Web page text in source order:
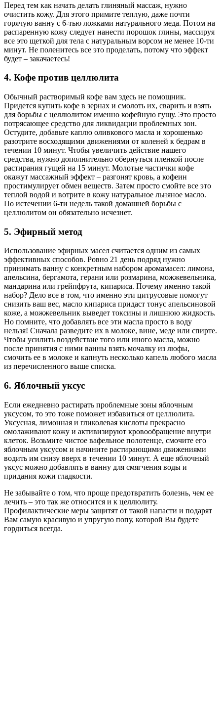
Перед тем как начать делать глиняный массаж, нужно
очистить кожу. Для этого примите теплую, даже почти
горячую ванну с 6-тью ложками натурального меда. Потом на
распаренную кожу следует нанести порошок глины, массируя
все это щеткой для тела с натуральным ворсом не менее 10-ти
минут. Не поленитесь все это проделать, потому что эффект
будет – закачаетесь!
4. Кофе против целлюлита
Обычный растворимый кофе вам здесь не помощник.
Придется купить кофе в зернах и смолоть их, сварить и взять
для борьбы с целлюлитом именно кофейную гущу. Это просто
потрясающее средство для ликвидации проблемных зон.
Остудите, добавьте каплю оливкового масла и хорошенько
разотрите восходящими движениями от коленей к бедрам в
течении 10 минут. Чтобы увеличить действие нашего
средства, нужно дополнительно обернуться пленкой после
растирания гущей на 15 минут. Молотые частички кофе
окажут массажный эффект – разгонят кровь, а кофеин
простимулирует обмен веществ. Затем просто смойте все это
теплой водой и вотрите в кожу натуральное льняное масло.
По истечении 6-ти недель такой домашней борьбы с
целлюлитом он обязательно исчезнет.
5. Эфирный метод
Использование эфирных масел считается одним из самых
эффективных способов. Ровно 21 день подряд нужно
принимать ванну с конкретным набором аромамасел: лимона,
апельсина, бергамота, герани или розмарина, можжевельника,
мандарина или грейпфрута, кипариса. Почему именно такой
набор? Дело все в том, что именно эти цитрусовые помогут
снизить ваш вес, масло кипариса придаст тонус апельсиновой
коже, а можжевельник выведет токсины и лишнюю жидкость.
Но помните, что добавлять все эти масла просто в воду
нельзя! Сначала разведите их в молоке, вине, меде или спирте.
Чтобы усилить воздействие того или иного масла, можно
после принятия с ними ванны взять мочалку из люфы,
смочить ее в молоке и капнуть несколько капель любого масла
из перечисленного выше списка.
6. Яблочный уксус
Если ежедневно растирать проблемные зоны яблочным
уксусом, то это тоже поможет избавиться от целлюлита.
Уксусная, лимонная и гликолевая кислоты прекрасно
омолаживают кожу и активизируют кровообращение внутри
клеток. Возьмите чистое вафельное полотенце, смочите его
яблочным уксусом и начините растирающими движениями
водить им снизу вверх в течении 10 минут. А еще яблочный
уксус можно добавлять в ванну для смягчения воды и
придания кожи гладкости.
Не забывайте о том, что проще предотвратить болезнь, чем ее
лечить – это так же относится и к целлюлиту.
Профилактические меры защитят от такой напасти и подарят
Вам самую красивую и упругую попу, которой Вы будете
гордиться всегда.